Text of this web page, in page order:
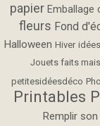
papier Emballage
fleurs Fond
Halloween Hiver idées
Jouets faits
petitesidéesdéco
Printables
Remplir